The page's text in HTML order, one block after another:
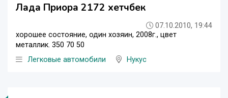
Лада Приора 2172 хетчбек
07.10.2010, 19:44
хорошее состояние, один хозяин, 2008г., цвет
металлик. 350 70 50
Легковые автомобили
Нукус